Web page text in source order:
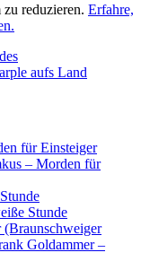
reduzieren. Erfahre,
aufs Land
für Einsteiger
– Morden für
Stunde
Goldammer –